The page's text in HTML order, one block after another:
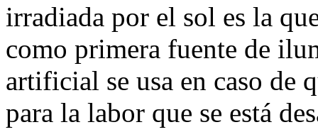
irradiada por el sol es la
como primera fuente de
artificial se usa en caso de
para la labor que se está